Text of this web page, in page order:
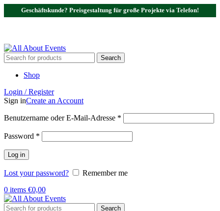
Geschäftskunde? Preisgestaltung für große Projekte via Telefon!
Search
Shop
Login / Register
Sign inCreate an Account
Benutzername oder E-Mail-Adresse *
Password *
Log in
Lost your password?
Remember me
0 items €0,00
Search